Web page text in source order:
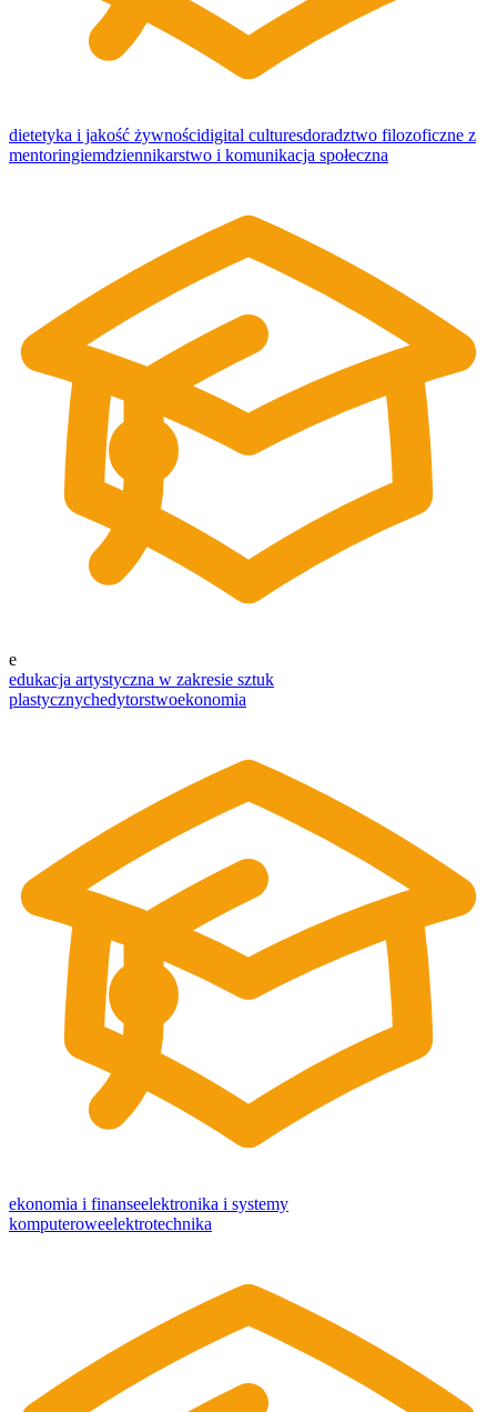
dietetyka i jakość żywnościdigital culturesdoradztwo filozoficzne z
mentoringiemdziennikarstwo i komunikacja społeczna
e
edukacja artystyczna w zakresie sztuk
plastycznychedytorstwoekonomia
ekonomia i finanseelektronika i systemy
komputeroweelektrotechnika